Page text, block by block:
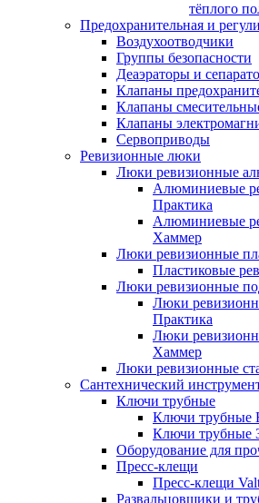
тёплого
Предохранительная и
Воздухоотводчики
Группы безопасности
Деаэраторы и
Клапаны
Клапаны
Клапаны
Сервоприводы
Ревизионные люки
Люки ревизионные
Алюминиевые
Практика
Алюминиевые
Хаммер
Люки ревизионные
Пластиковые
Люки ревизионные
Люки
Практика
Люки
Хаммер
Люки ревизионные
Сантехнический
Ключи трубные
Ключи трубные
Ключи трубные
Оборудование для
Пресс-клещи
Пресс-клещи
Развальцовщики и